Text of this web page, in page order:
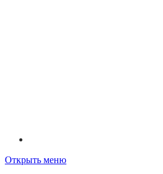
Открыть меню